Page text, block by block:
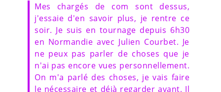
Mes chargés de com sont dessus,
j'essaie d'en savoir plus, je rentre ce
soir. Je suis en tournage depuis 6h30
en Normandie avec Julien Courbet. Je
ne peux pas parler de choses que je
n'ai pas encore vues personnellement.
On m'a parlé des choses, je vais faire
le nécessaire et déjà regarder avant. Il